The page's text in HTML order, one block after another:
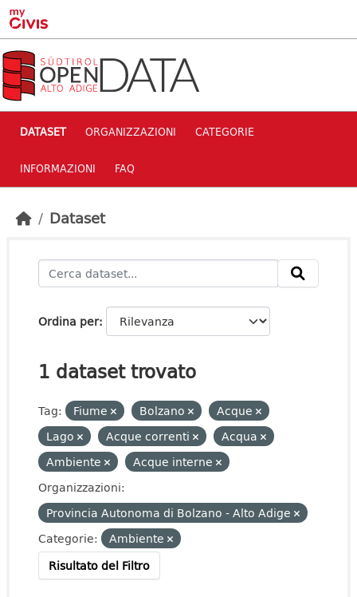
Skip to main content
DATASET ORGANIZZAZIONI CATEGORIE
INFORMAZIONI FAQ
Dataset
Ordina per
1 dataset trovato
Tag: Fiume Bolzano
Acque
Lago
Acque correnti
Acqua
Ambiente
Acque interne
Organizzazioni:
Provincia Autonoma di Bolzano - Alto Adige
Categorie:
Ambiente
Risultato del Filtro